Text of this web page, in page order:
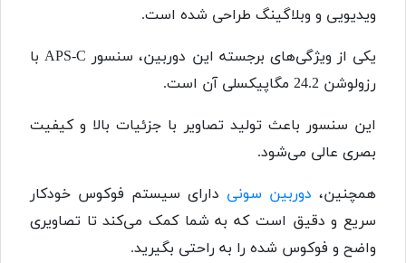
ویدیویی و وبلاگینگ طراحی شده است.
یکی از ویژگی‌های برجسته این دوربین، سنسور APS-C با
رزولوشن 24.2 مگاپیکسلی آن است.
این سنسور باعث تولید تصاویر با جزئیات بالا و کیفیت
بصری عالی می‌شود.
همچنین، دوربین سونی دارای سیستم فوکوس خودکار
سریع و دقیق است که به شما کمک می‌کند تا تصاویری
واضح و فوکوس شده را به راحتی بگیرید.